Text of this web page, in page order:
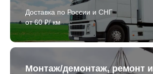
Доставка по России и СНГ
от 60 ₽/ км
Монтаж/демонтаж, ремонт и